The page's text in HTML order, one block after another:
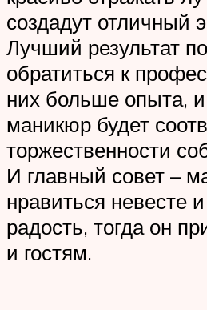
создадут отличный
Лучший результат
обратиться к
них больше опыта,
маникюр будет
торжественности
И главный совет –
нравиться невесте
радость, тогда он
и гостям.